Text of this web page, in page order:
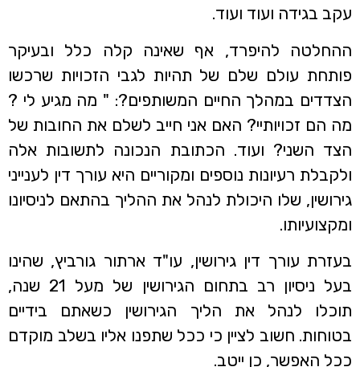
עקב בגידה ועוד ועוד.
ההחלטה להיפרד, אף שאינה קלה כלל ובעיקר
פותחת עולם שלם של תהיות לגבי הזכויות שרכשו
הצדדים במהלך החיים המשותפים?: " מה מגיע לי ?
מה הם זכויותיי? האם אני חייב לשלם את החובות של
הצד השני? ועוד. הכתובת הנכונה לתשובות אלה
ולקבלת רעיונות נוספים ומקוריים היא עורך דין לענייני
גירושין, שלו היכולת לנהל את ההליך בהתאם לניסיונו
ומקצועיותו.
בעזרת עורך דין גירושין, עו"ד ארתור גורביץ, שהינו
בעל ניסיון רב בתחום הגירושין של מעל 21 שנה,
תוכלו לנהל את הליך הגירושין כשאתם בידיים
בטוחות. חשוב לציין כי ככל שתפנו אליו בשלב מוקדם
ככל האפשר, כן ייטב.